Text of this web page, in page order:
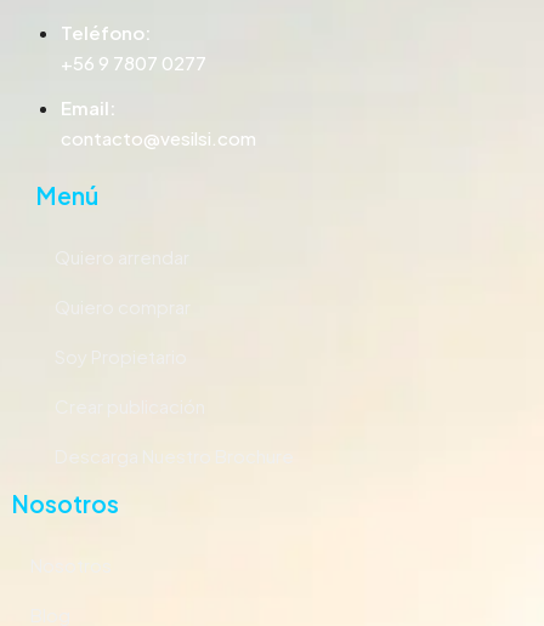
Teléfono:
+56 9 7807 0277
Email:
contacto@vesilsi.com
Menú
Quiero arrendar
Quiero comprar
Soy Propietario
Crear publicación
Descarga Nuestro Brochure
Nosotros